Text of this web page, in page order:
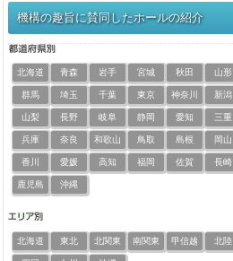
機構の趣旨に賛同したホールの紹介
北海道 青森 岩手 宮城 秋田 山形
群馬 埼玉 千葉 東京 神奈川 新潟
山梨 長野 岐阜 静岡 愛知 三重
兵庫 奈良 和歌山 鳥取 島根 岡山
香川 愛媛 高知 福岡 佐賀 長崎
鹿児島 沖縄
北海道 東北 北関東 南関東 甲信越 北陸